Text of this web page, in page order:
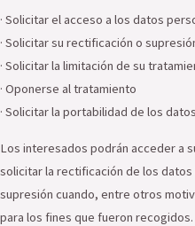
· Solicitar el acceso a los datos
· Solicitar su rectificación o
· Solicitar la limitación de su
· Oponerse al tratamiento
· Solicitar la portabilidad de los datos
Los interesados podrán acceder a
solicitar la rectificación de los
supresión cuando, entre otros
para los fines que fueron